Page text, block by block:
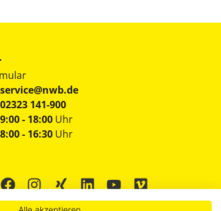
service@nwb.de
02323 141-900
9:00 - 18:00 Uhr
8:00 - 16:30 Uhr